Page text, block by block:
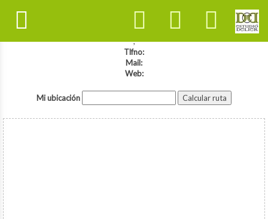
,
Tlfno:
Mail:
Web:
Mi ubicación